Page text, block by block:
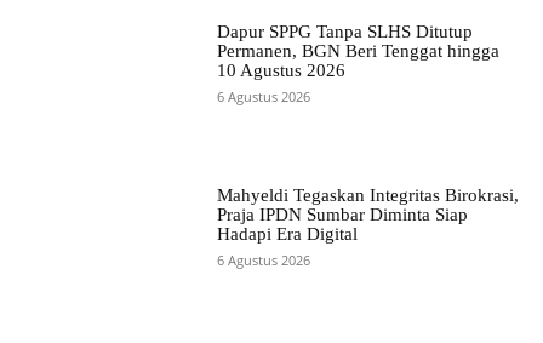
Dapur SPPG Tanpa SLHS Ditutup
Permanen, BGN Beri Tenggat hingga
10 Agustus 2026
6 Agustus 2026
Mahyeldi Tegaskan Integritas Birokrasi,
Praja IPDN Sumbar Diminta Siap
Hadapi Era Digital
6 Agustus 2026